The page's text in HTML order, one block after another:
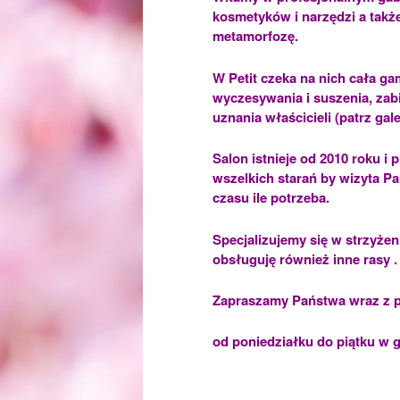
kosmetyków i narzędzi a
metamorfozę.
W Petit czeka na nich cała
wyczesywania i suszenia,
uznania właścicieli (patrz
Salon istnieje od 2010 roku i
wszelkich starań by wizyta
czasu ile potrzeba.
Specjalizujemy się w
obsługuję również inne rasy .
Zapraszamy Państwa wraz z
od poniedziałku do piątku w